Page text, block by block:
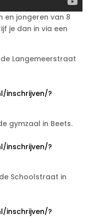
en jongeren van 8
je dan in via een
de Langemeerstraat
inschrijven/?
gymzaal in Beets.
inschrijven/?
Schoolstraat in
inschrijven/?